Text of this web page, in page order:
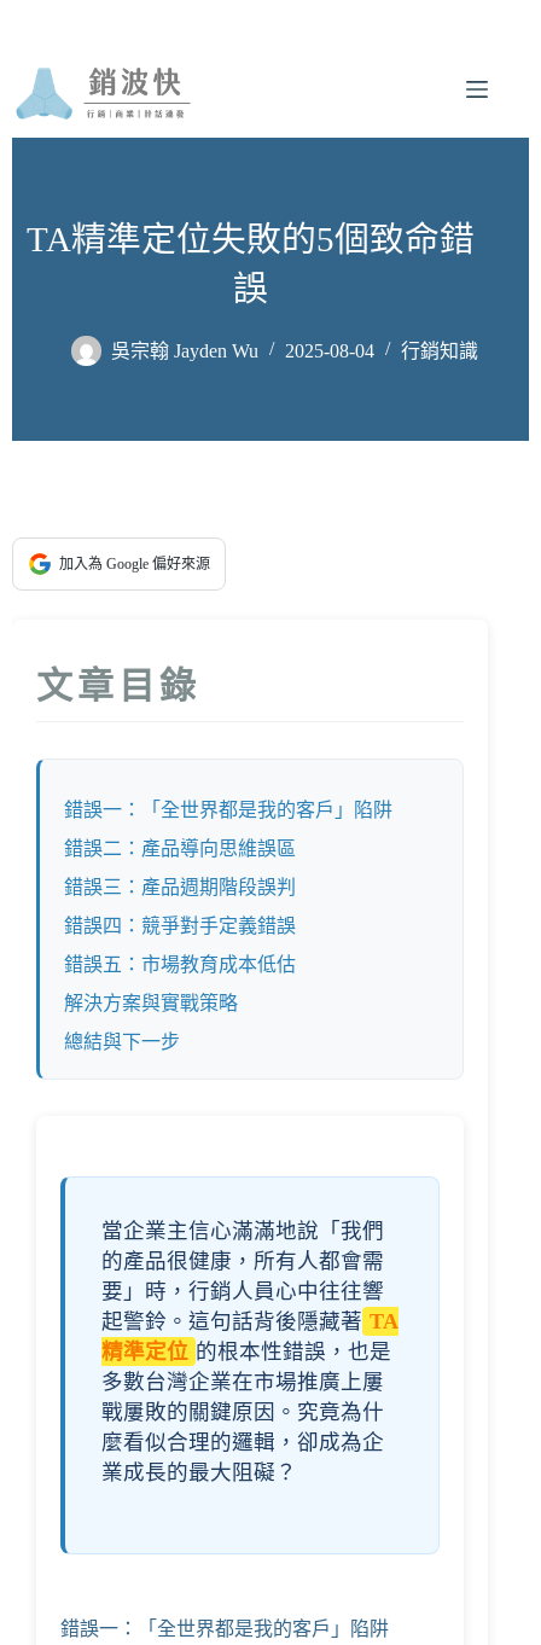
主
要
TA精準定位失敗的5個致命錯
誤
吳宗翰 Jayden Wu 2025-08-04 行銷知識
加入為 Google 偏好來源
文章目錄
錯誤一：「全世界都是我的客戶」陷阱
錯誤二：產品導向思維誤區
錯誤三：產品週期階段誤判
錯誤四：競爭對手定義錯誤
錯誤五：市場教育成本低估
解決方案與實戰策略
總結與下一步
當企業主信心滿滿地說「我們
的產品很健康，所有人都會需
要」時，行銷人員心中往往響
起警鈴。這句話背後隱藏著 TA
精準定位 的根本性錯誤，也是
多數台灣企業在市場推廣上屢
戰屢敗的關鍵原因。究竟為什
麼看似合理的邏輯，卻成為企
業成長的最大阻礙？
錯誤一：「全世界都是我的客戶」陷阱